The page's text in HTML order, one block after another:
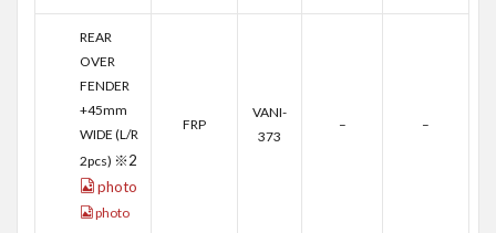
REAR
OVER
FENDER
+45mm
WIDE (L/R
2pcs) ※2
photo
photo
FRP
VANI-
373
– –